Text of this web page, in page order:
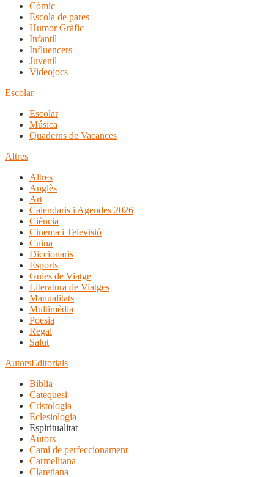
Còmic
Escola de pares
Humor Gràfic
Infantil
Influencers
Juvenil
Videojocs
Escolar
Escolar
Música
Quaderns de Vacances
Altres
Altres
Anglès
Art
Calendaris i Agendes 2026
Ciència
Cinema i Televisió
Cuina
Diccionaris
Esports
Guies de Viatge
Literatura de Viatges
Manualitats
Multimèdia
Poesia
Regal
Salut
AutorsEditorials
Bíblia
Catequesi
Cristologia
Eclesiologia
Espiritualitat
Autors
Camí de perfeccionament
Carmelitana
Claretiana